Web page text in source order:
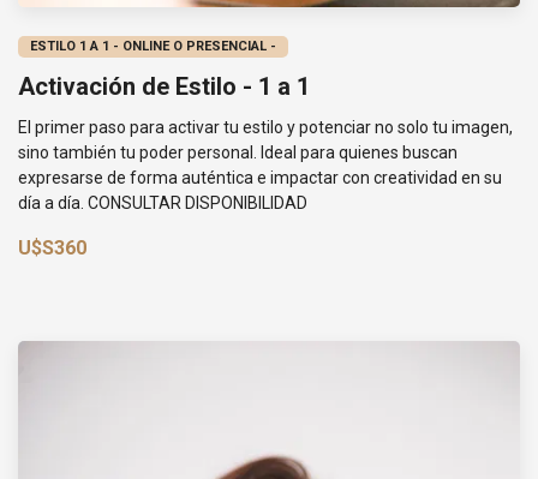
ESTILO 1 A 1 - ONLINE O PRESENCIAL -
Activación de Estilo - 1 a 1
El primer paso para activar tu estilo y potenciar no solo tu imagen,
sino también tu poder personal. Ideal para quienes buscan
expresarse de forma auténtica e impactar con creatividad en su
día a día. CONSULTAR DISPONIBILIDAD
U$S360